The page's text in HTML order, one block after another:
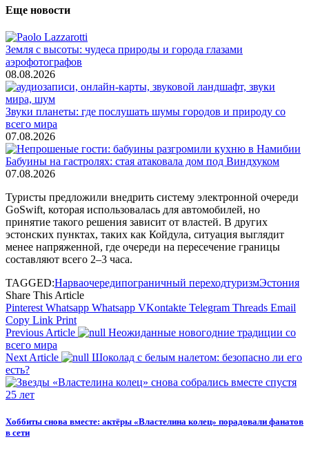
Еще новости
Земля с высоты: чудеса природы и города глазами
аэрофотографов
08.08.2026
Звуки планеты: где послушать шумы городов и природу со
всего мира
07.08.2026
Бабуины на гастролях: стая атаковала дом под Виндхуком
07.08.2026
Туристы предложили внедрить систему электронной очереди
GoSwift, которая использовалась для автомобилей, но
принятие такого решения зависит от властей. В других
эстонских пунктах, таких как Койдула, ситуация выглядит
менее напряженной, где очереди на пересечение границы
составляют всего 2–3 часа.
TAGGED:Нарваочередипограничный переходтуризмЭстония
Share This Article
Pinterest Whatsapp Whatsapp VKontakte Telegram Threads Email
Copy Link Print
Previous Article
Неожиданные новогодние традиции со
всего мира
Next Article
Шоколад с белым налетом: безопасно ли его
есть?
Хоббиты снова вместе: актёры «Властелина колец» порадовали фанатов
в сети